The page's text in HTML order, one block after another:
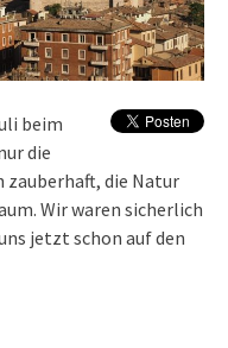
beim
die
zauberhaft, die Natur
Wir waren sicherlich
jetzt schon auf den